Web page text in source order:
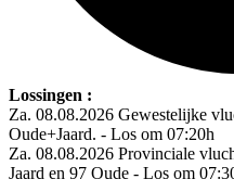
Lossingen :
Za. 08.08.2026 Gewestelijke
Oude+Jaard. - Los om 07:20h
Za. 08.08.2026 Provinciale
Jaard en 97 Oude - Los om